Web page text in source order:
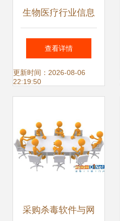
生物医疗行业信息
化网络规划建设与
网络安全最佳实践
查看详情
更新时间：2026-08-06
22:19:50
采购杀毒软件与网